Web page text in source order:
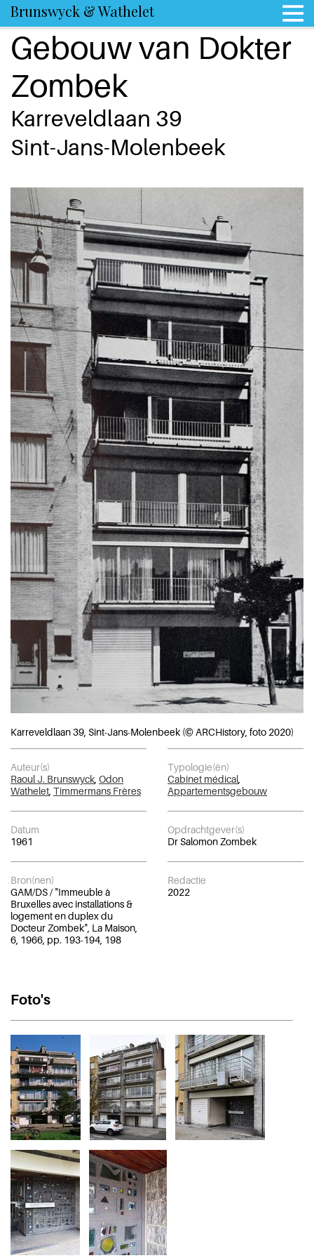
Brunswyck & Wathelet
Gebouw van Dokter
Zombek
Karreveldlaan 39
Sint-Jans-Molenbeek
Karreveldlaan 39, Sint-Jans-Molenbeek (© ARCHistory, foto 2020)
Auteur(s)
Raoul J. Brunswyck Odon
Wathelet Timmermans Frères
Typologie(ën)
Cabinet médical
Appartementsgebouw
Datum
1961
Opdrachtgever(s)
Dr Salomon Zombek
Bron(nen)
GAM/DS / "Immeuble à
Bruxelles avec installations &
logement en duplex du
Docteur Zombek", La Maison,
6, 1966, pp. 193-194, 198
Redactie
2022
Foto's